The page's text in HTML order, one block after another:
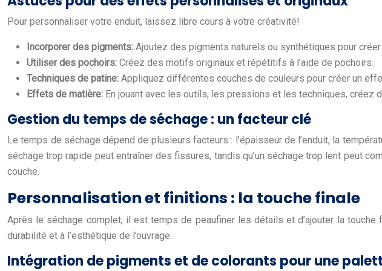
Pour personnaliser votre enduit, laissez libre cours à votre créativité!
Incorporer des pigments: Ajoutez des pigments naturels ou synthétiques pour
Utiliser des pochoirs: Créez des motifs originaux et répétitifs à l’aide de pochoirs.
Techniques de patine: Appliquez différentes couches de couleurs pour créer un
Effets de matière: En jouant avec les outils, les pressions et les techniques, créez
Gestion du temps de séchage : un facteur clé
Le temps de séchage dépend de plusieurs facteurs : l’épaisseur de l’enduit, la
séchage trop rapide peut entraîner des fissures, tandis qu’un séchage trop lent peut
couche.
Personnalisation et finitions : la touche finale
Après le séchage complet, il est temps de peaufiner les détails et d’ajouter la
durabilité et à l’esthétique de l’ouvrage.
Intégration de pigments et de colorants pour une